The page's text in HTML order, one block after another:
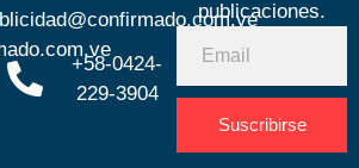
+58-0424-
229-3904
publicaciones.
Suscribirse